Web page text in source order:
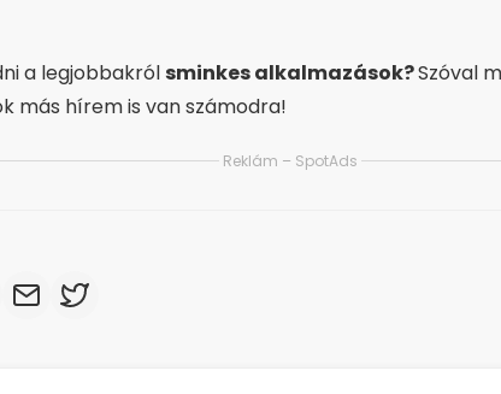
a legjobbakrólsminkes alkalmazások?Szóval
más hírem is van számodra!
Reklám – SpotAds